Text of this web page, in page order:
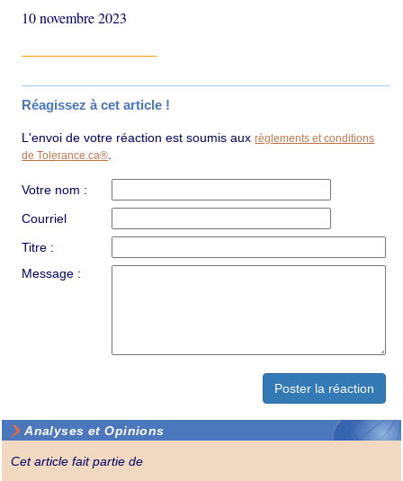
10 novembre 2023
Réagissez à cet article !
L'envoi de votre réaction est soumis auxrèglements et conditions
de Tolerance.ca®
Votre nom :
Courriel
Titre :
Message :
Analyses et Opinions
Cet article fait partie de